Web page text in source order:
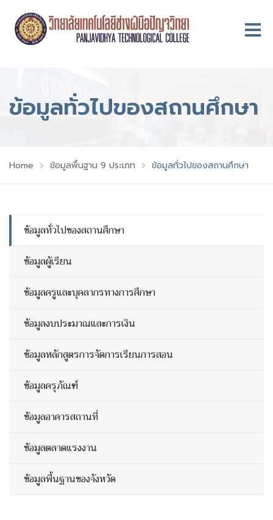
ข้อมูลทั่วไปของสถานศึกษา
Home ข้อมูลพื้นฐาน 9 ประเภท ข้อมูลทั่วไปของสถานศึกษา
ข้อมูลทั่วไปของสถานศึกษา
ข้อมูลผู้เรียน
ข้อมูลครูและบุคลากรทางการศึกษา
ข้อมูลงบประมาณและการเงิน
ข้อมูลหลักสูตรการจัดการเรียนการสอน
ข้อมูลครุภัณฑ์
ข้อมูลอาคารสถานที่
ข้อมูลตลาดแรงงาน
ข้อมูลพื้นฐานของจังหวัด